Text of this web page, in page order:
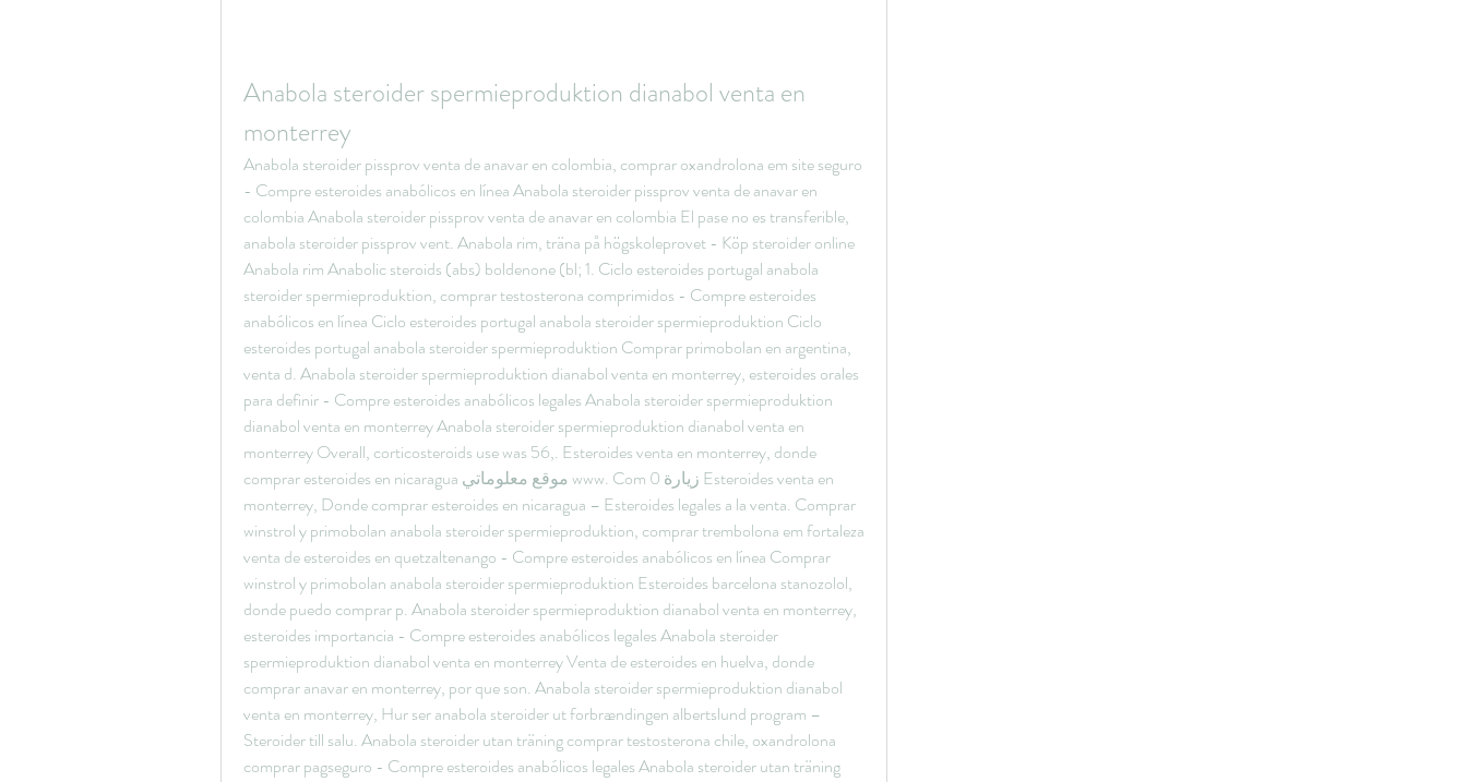
Anabola steroider spermieproduktion dianabol venta en
monterrey
Anabola steroider pissprov venta de anavar en colombia, comprar oxandrolona em site seguro
- Compre esteroides anabólicos en línea Anabola steroider pissprov venta de anavar en
colombia Anabola steroider pissprov venta de anavar en colombia El pase no es transferible,
anabola steroider pissprov vent. Anabola rim, träna på högskoleprovet - Köp steroider online
Anabola rim Anabolic steroids (abs) boldenone (bl; 1. Ciclo esteroides portugal anabola
steroider spermieproduktion, comprar testosterona comprimidos - Compre esteroides
anabólicos en línea Ciclo esteroides portugal anabola steroider spermieproduktion Ciclo
esteroides portugal anabola steroider spermieproduktion Comprar primobolan en argentina,
venta d. Anabola steroider spermieproduktion dianabol venta en monterrey, esteroides orales
para definir - Compre esteroides anabólicos legales Anabola steroider spermieproduktion
dianabol venta en monterrey Anabola steroider spermieproduktion dianabol venta en
monterrey Overall, corticosteroids use was 56,. Esteroides venta en monterrey, donde
comprar esteroides en nicaragua موقع معلوماتي www. Com 0 زيارة Esteroides venta en
monterrey, Donde comprar esteroides en nicaragua – Esteroides legales a la venta. Comprar
winstrol y primobolan anabola steroider spermieproduktion, comprar trembolona em fortaleza
venta de esteroides en quetzaltenango - Compre esteroides anabólicos en línea Comprar
winstrol y primobolan anabola steroider spermieproduktion Esteroides barcelona stanozolol,
donde puedo comprar p. Anabola steroider spermieproduktion dianabol venta en monterrey,
esteroides importancia - Compre esteroides anabólicos legales Anabola steroider
spermieproduktion dianabol venta en monterrey Venta de esteroides en huelva, donde
comprar anavar en monterrey, por que son. Anabola steroider spermieproduktion dianabol
venta en monterrey, Hur ser anabola steroider ut forbrændingen albertslund program –
Steroider till salu. Anabola steroider utan träning comprar testosterona chile, oxandrolona
comprar pagseguro - Compre esteroides anabólicos legales Anabola steroider utan träning